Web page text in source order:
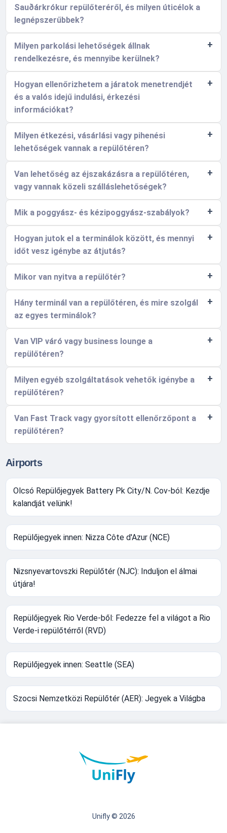
Sauðárkrókur repülőteréről, és milyen úticélok a
legnépszerűbbek?
Milyen parkolási lehetőségek állnak
rendelkezésre, és mennyibe kerülnek?
Hogyan ellenőrizhetem a járatok menetrendjét
és a valós idejű indulási, érkezési
információkat?
Milyen étkezési, vásárlási vagy pihenési
lehetőségek vannak a repülőtéren?
Van lehetőség az éjszakázásra a repülőtéren,
vagy vannak közeli szálláslehetőségek?
Mik a poggyász- és kézipoggyász-szabályok?
Hogyan jutok el a terminálok között, és mennyi
időt vesz igénybe az átjutás?
Mikor van nyitva a repülőtér?
Hány terminál van a repülőtéren, és mire szolgál
az egyes terminálok?
Van VIP váró vagy business lounge a
repülőtéren?
Milyen egyéb szolgáltatások vehetők igénybe a
repülőtéren?
Van Fast Track vagy gyorsított ellenőrzőpont a
repülőtéren?
Airports
Olcsó Repülőjegyek Battery Pk City/N. Cov-ból: Kezdje
kalandját velünk!
Repülőjegyek innen: Nizza Côte d'Azur (NCE)
Nizsnyevartovszki Repülőtér (NJC): Induljon el álmai
útjára!
Repülőjegyek Rio Verde-ből: Fedezze fel a világot a Rio
Verde-i repülőtérről (RVD)
Repülőjegyek innen: Seattle (SEA)
Szocsi Nemzetközi Repülőtér (AER): Jegyek a Világba
Unifly © 2026